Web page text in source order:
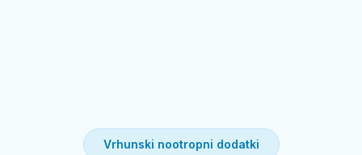
Vrhunski nootropni dodatki